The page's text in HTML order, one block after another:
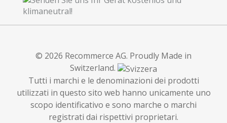
© 2026 Recommerce AG. Proudly Made in
Switzerland.
Tutti i marchi e le denominazioni dei prodotti
utilizzati in questo sito web hanno unicamente uno
scopo identificativo e sono marche o marchi
registrati dai rispettivi proprietari.